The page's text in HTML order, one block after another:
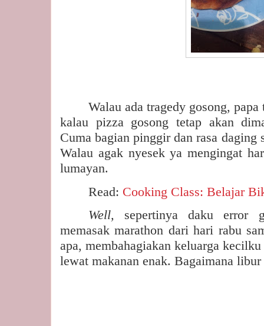
Walau ada tragedy gosong,
kalau pizza gosong tetap akan
Cuma bagian pinggir dan rasa daging
Walau agak nyesek ya mengingat
lumayan.
Read: Cooking Class: Belajar
Well, sepertinya daku error
memasak marathon dari hari rabu
apa, membahagiakan keluarga
lewat makanan enak. Bagaimana